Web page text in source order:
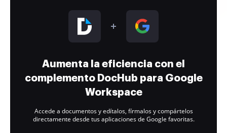
Aumenta la eficiencia con el
complemento DocHub para Google
Workspace
Accede a documentos y edítalos, fírmalos y compártelos
directamente desde tus aplicaciones de Google favoritas.